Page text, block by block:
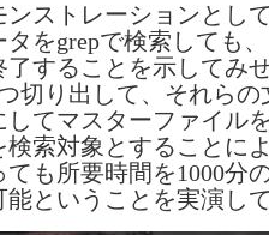
ストレーションとし
をgrepで検索しても
了することを示してみ
切り出して、それら
してマスターファイル
検索対象とすることに
も所要時間を1000分
能ということを実演し